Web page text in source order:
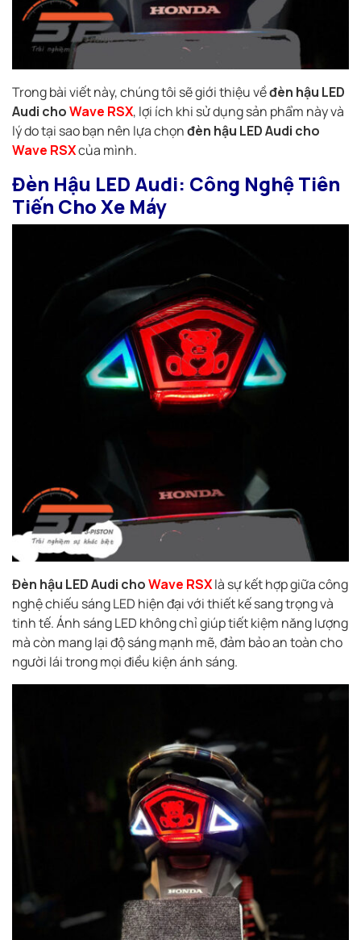
Trong bài viết này, chúng tôi sẽ giới thiệu vềđèn hậu LED
Audi choWave RSX, lợi ích khi sử dụng sản phẩm này và
lý do tại sao bạn nên lựa chọnđèn hậu LED Audi cho
Wave RSXcủa mình.
Đèn Hậu LED Audi: Công Nghệ Tiên
Tiến Cho Xe Máy
Đèn hậu LED Audi choWave RSXlà sự kết hợp giữa công
nghệ chiếu sáng LED hiện đại với thiết kế sang trọng và
tinh tế. Ánh sáng LED không chỉ giúp tiết kiệm năng lượng
mà còn mang lại độ sáng mạnh mẽ, đảm bảo an toàn cho
người lái trong mọi điều kiện ánh sáng.